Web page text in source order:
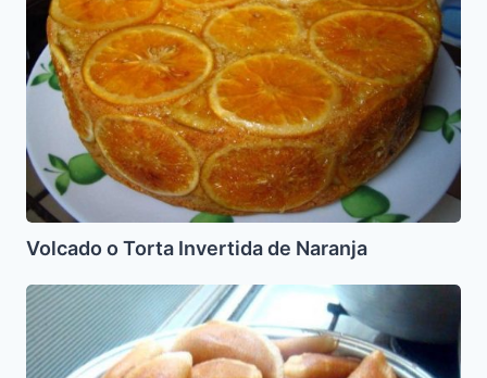
Naranja
Volcado o Torta Invertida de Naranja
Trabados